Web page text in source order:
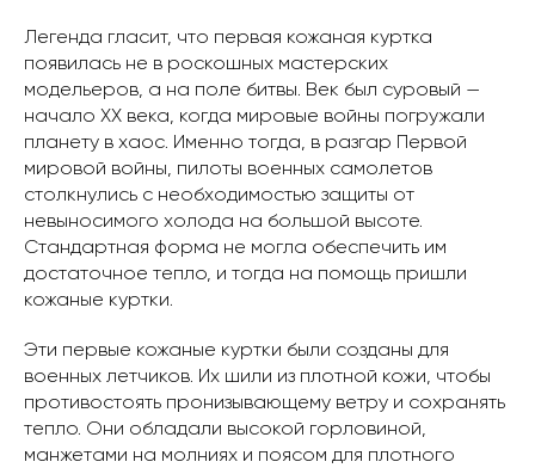
Легенда гласит, что первая кожаная куртка
появилась не в роскошных мастерских
модельеров, а на поле битвы. Век был суровый —
начало XX века, когда мировые войны погружали
планету в хаос. Именно тогда, в разгар Первой
мировой войны, пилоты военных самолетов
столкнулись с необходимостью защиты от
невыносимого холода на большой высоте.
Стандартная форма не могла обеспечить им
достаточное тепло, и тогда на помощь пришли
кожаные куртки.
Эти первые кожаные куртки были созданы для
военных летчиков. Их шили из плотной кожи, чтобы
противостоять пронизывающему ветру и сохранять
тепло. Они обладали высокой горловиной,
манжетами на молниях и поясом для плотного